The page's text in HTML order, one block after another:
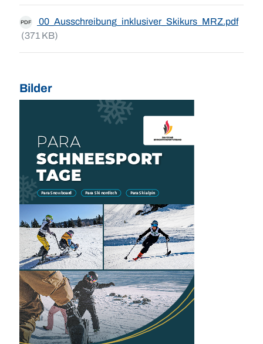
PDF
00_Ausschreibung_inklusiver_Skikurs_MRZ.pdf
(371 KB)
Bilder